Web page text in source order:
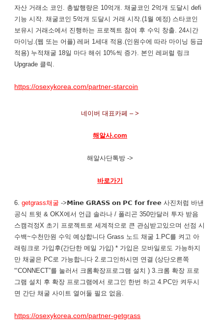
자산 거래소 코인. 총발행량은 10억개. 채굴코인 2억개 도달시 defi
기능 시작. 채굴코인 5억개 도달시 거래 시작.(1월 예정) 스타코인
보유시 거래소에서 진행하는 프로젝트 참여 후 수익 창출. 24시간
마이닝.(웹 또는 어플) 레퍼 1세대 적용.(인원수에 따라 마이닝 등급
적용) 누적채굴 18일 마다 해쉬 10%씩 증가. 본인 레퍼럴 링크
Upgrade 클릭.
https://osexykorea.com/partner-starcoin
네이버 대표카페 – >
해알사.com
해알사단톡방 ->
바로가기
6.getgrass채굴 ->𝗠𝗶𝗻𝗲 𝗚𝗥𝗔𝗦𝗦 𝗼𝗻 𝗣𝗖 𝗳𝗼𝗿 𝗳𝗿𝗲𝗲 사진처럼 바낸
공식 트윗 & OKX에서 언급 솔라나 / 폴리곤 350만달러 투자 받음
스캠걱정X 초기 프로젝트로 세계적으로 큰 관심받고있으며 선점 시
수백~수천만원 수익 예상합니다 ​Grass 노드 채굴 1.PC를 켜고 아
래링크로 가입후(간단한 메일 가입) * 가입은 모바일로도 가능하지
만 채굴은 PC로 가능합니다 2.로그인하시면 ​연결 (상단오른쪽
“‘CONNECT”를 눌러서 크롬확장프로그램 설치 ) 3.크롬 확장 프로
그램 설치 후 확장 프로그램에서 로그인 한번 하고 4.PC만 켜두시
면 간단 채굴 사이트 열어둘 필요 없음.
https://osexykorea.com/partner-getgrass